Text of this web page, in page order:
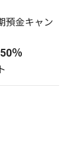
預金キャン
％